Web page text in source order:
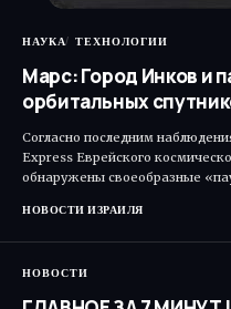
НАУКА ТЕХНОЛОГИИ
Марс: Город Инков и
орбитальных
Согласно последним
Express Еврейского
обнаружены своеобразные
НОВОСТИ ИЗРАИЛЯ
НОВОСТИ